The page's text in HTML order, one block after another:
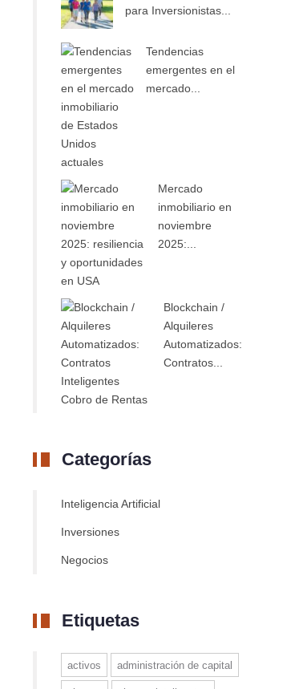
para Inversionistas...
Tendencias
emergentes en el
mercado...
Mercado
inmobiliario en
noviembre
2025:...
Blockchain /
Alquileres
Automatizados:
Contratos...
Categorías
Inteligencia Artificial
Inversiones
Negocios
Etiquetas
activos administración de capital